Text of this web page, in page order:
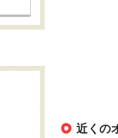
近くの